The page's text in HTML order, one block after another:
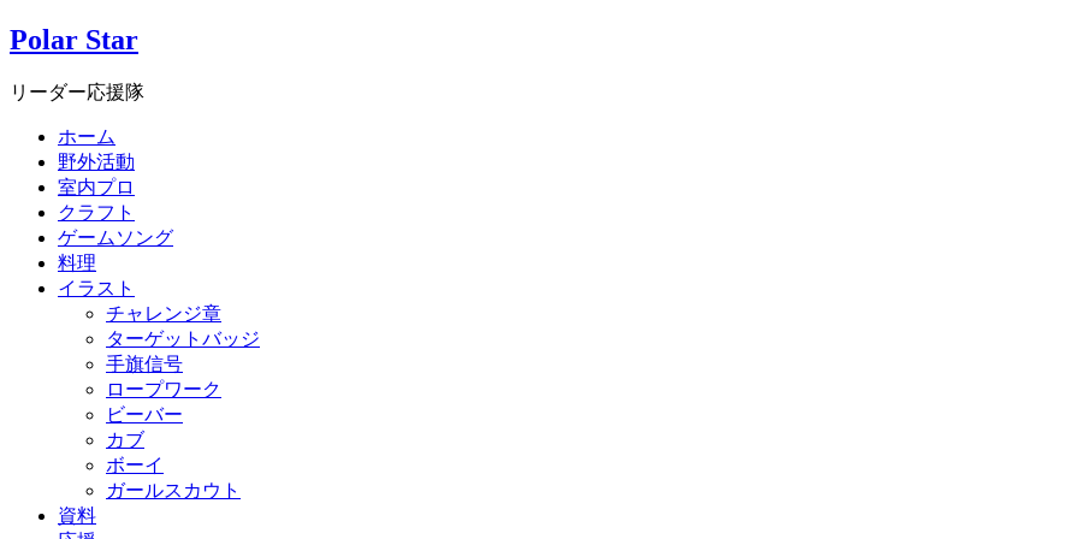
Polar Star
リーダー応援隊
ホーム
野外活動
室内プロ
クラフト
ゲームソング
料理
イラスト
チャレンジ章
ターゲットバッジ
手旗信号
ロープワーク
ビーバー
カブ
ボーイ
ガールスカウト
資料